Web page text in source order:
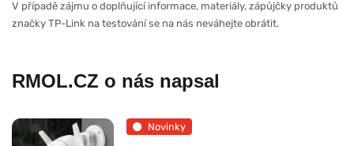
V případě zájmu o doplňující informace, materiály, zápůjčky produktů
značky TP-Link na testování se na nás neváhejte obrátit.
RMOL.CZ o nás napsal
Novinky